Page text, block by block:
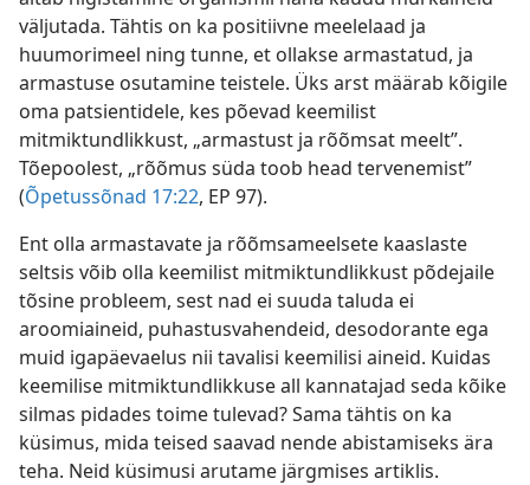
väljutada. Tähtis on ka positiivne meelelaad ja
huumorimeel ning tunne, et ollakse armastatud, ja
armastuse osutamine teistele. Üks arst määrab kõigile
oma patsientidele, kes põevad keemilist
mitmiktundlikkust, „armastust ja rõõmsat meelt”.
Tõepoolest, „rõõmus süda toob head tervenemist”
(Õpetussõnad 17:22, EP 97).
Ent olla armastavate ja rõõmsameelsete kaaslaste
seltsis võib olla keemilist mitmiktundlikkust põdejaile
tõsine probleem, sest nad ei suuda taluda ei
aroomiaineid, puhastusvahendeid, desodorante ega
muid igapäevaelus nii tavalisi keemilisi aineid. Kuidas
keemilise mitmiktundlikkuse all kannatajad seda kõike
silmas pidades toime tulevad? Sama tähtis on ka
küsimus, mida teised saavad nende abistamiseks ära
teha. Neid küsimusi arutame järgmises artiklis.